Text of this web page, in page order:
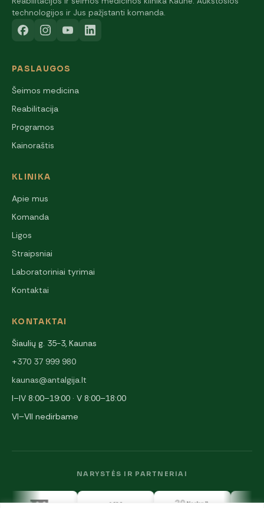
technologijos ir Jus pažįstanti komanda.
PASLAUGOS
Šeimos medicina
Reabilitacija
Programos
Kainoraštis
KLINIKA
Apie mus
Komanda
Ligos
Straipsniai
Laboratoriniai tyrimai
Kontaktai
KONTAKTAI
Šiaulių g. 35-3, Kaunas
+370 37 999 980
kaunas@antalgija.lt
I–IV 8:00–19:00 · V 8:00–18:00
VI–VII nedirbame
NARYSTĖS IR PARTNERIAI